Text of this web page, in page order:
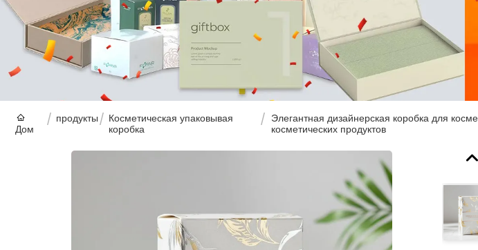
Дом
продукты
Косметическая упаковывая
коробка
Элегантная дизайнерская коробка для
косметических продуктов